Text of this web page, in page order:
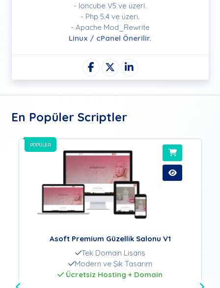
- Ioncube V5 ve üzeri.
- Php 5.4 ve üzeri.
- Apache Mod_Rewrite
Linux / cPanel Önerilir.
En Popüler Scriptler
Asoft Premium Güzellik Salonu V1
Tek Domain Lisans
Modern ve Şık Tasarım
Ücretsiz Hosting + Domain